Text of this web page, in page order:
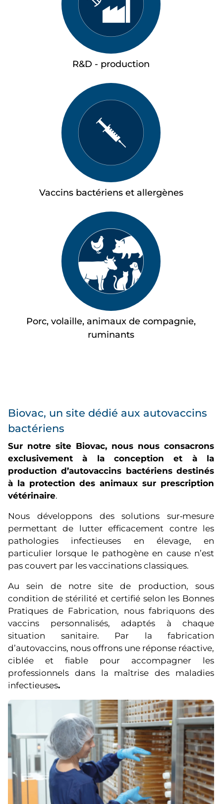
R&D - production
Vaccins bactériens et allergènes
Porc, volaille, animaux de compagnie,
ruminants
Biovac, un site dédié aux autovaccins
bactériens
Sur notre site Biovac, nous nous consacrons
exclusivement à la conception et à la
production d’autovaccins bactériens destinés
à la protection des animaux sur prescription
vétérinaire.
Nous développons des solutions sur‑mesure
permettant de lutter efficacement contre les
pathologies infectieuses en élevage, en
particulier lorsque le pathogène en cause n’est
pas couvert par les vaccinations classiques.
Au sein de notre site de production, sous
condition de stérilité et certifié selon les Bonnes
Pratiques de Fabrication, nous fabriquons des
vaccins personnalisés, adaptés à chaque
situation sanitaire. Par la fabrication
d’autovaccins, nous offrons une réponse réactive,
ciblée et fiable pour accompagner les
professionnels dans la maîtrise des maladies
infectieuses.